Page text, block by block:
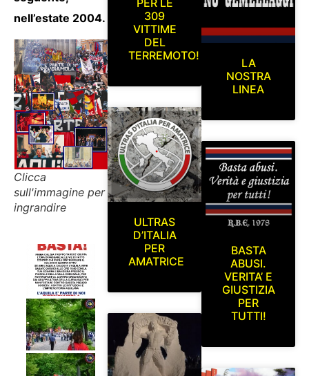
nell’estate 2004.
Clicca
sull'immagine per
ingrandire
PER LE
309
VITTIME
DEL
TERREMOTO!
ULTRAS
D’ITALIA
PER
AMATRICE
LA
NOSTRA
LINEA
BASTA
ABUSI.
VERITA’ E
GIUSTIZIA
PER
TUTTI!